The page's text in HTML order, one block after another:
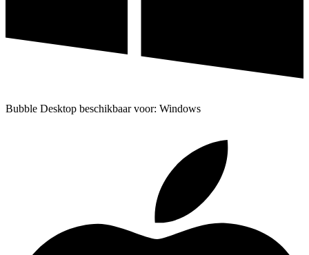
Bubble Desktop beschikbaar voor: Windows